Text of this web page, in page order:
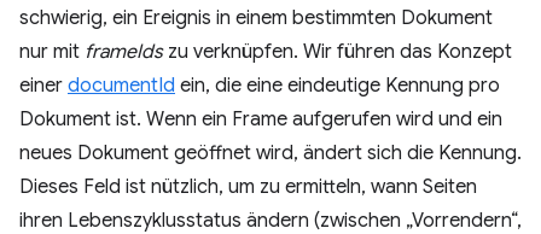
schwierig, ein Ereignis in einem bestimmten Dokument
nur mit frameIdszu verknüpfen. Wir führen das Konzept
einer documentId ein, die eine eindeutige Kennung pro
Dokument ist. Wenn ein Frame aufgerufen wird und ein
neues Dokument geöffnet wird, ändert sich die Kennung.
Dieses Feld ist nützlich, um zu ermitteln, wann Seiten
ihren Lebenszyklusstatus ändern (zwischen „Vorrendern“,